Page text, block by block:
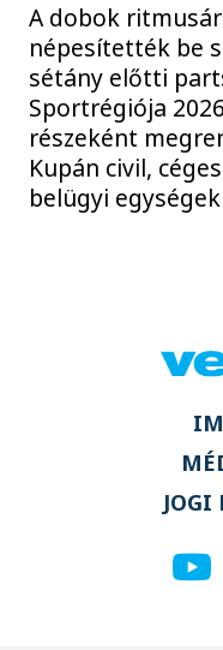
A dobok
népesítették be
sétány előtti
Sportrégiója
részeként
Kupán civil,
belügyi
JOGI